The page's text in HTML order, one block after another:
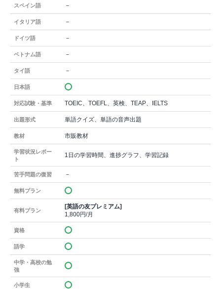
スペイン語 －
イタリア語 －
ドイツ語 －
ベトナム語 －
タイ語 －
日本語
対応試験・基準 TOEIC、TOEFL、英検、TEAP、IELTS
出題形式 単語クイズ、単語の音声出題
教材 市販教材
学習状況レポー
ト
1日の学習時間、進捗グラフ、学習記録
苦手問題の復習 －
無料プラン
有料プラン
[英語の友プレミアム]
1,800円/月
資格
語学
中学・高校の勉
強
小学生